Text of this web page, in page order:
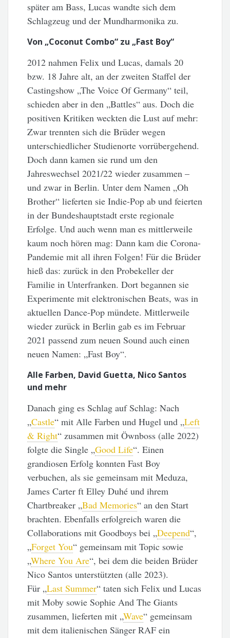
später am Bass, Lucas wandte sich dem
Schlagzeug und der Mundharmonika zu.
Von „Coconut Combo“ zu „Fast Boy“
2012 nahmen Felix und Lucas, damals 20
bzw. 18 Jahre alt, an der zweiten Staffel der
Castingshow „The Voice Of Germany“ teil,
schieden aber in den „Battles“ aus. Doch die
positiven Kritiken weckten die Lust auf mehr:
Zwar trennten sich die Brüder wegen
unterschiedlicher Studienorte vorrübergehend.
Doch dann kamen sie rund um den
Jahreswechsel 2021/22 wieder zusammen –
und zwar in Berlin. Unter dem Namen „Oh
Brother“ lieferten sie Indie-Pop ab und feierten
in der Bundeshauptstadt erste regionale
Erfolge. Und auch wenn man es mittlerweile
kaum noch hören mag: Dann kam die Corona-
Pandemie mit all ihren Folgen! Für die Brüder
hieß das: zurück in den Probekeller der
Familie in Unterfranken. Dort begannen sie
Experimente mit elektronischen Beats, was in
aktuellen Dance-Pop mündete. Mittlerweile
wieder zurück in Berlin gab es im Februar
2021 passend zum neuen Sound auch einen
neuen Namen: „Fast Boy“.
Alle Farben, David Guetta, Nico Santos
und mehr
Danach ging es Schlag auf Schlag: Nach
„Castle“ mit Alle Farben und Hugel und „Left
& Right“ zusammen mit Öwnboss (alle 2022)
folgte die Single „Good Life“. Einen
grandiosen Erfolg konnten Fast Boy
verbuchen, als sie gemeinsam mit Meduza,
James Carter ft Elley Duhé und ihrem
Chartbreaker „Bad Memories“ an den Start
brachten. Ebenfalls erfolgreich waren die
Collaborations mit Goodboys bei „Deepend“,
„Forget You“ gemeinsam mit Topic sowie
„Where You Are“, bei dem die beiden Brüder
Nico Santos unterstützten (alle 2023).
Für „Last Summer“ taten sich Felix und Lucas
mit Moby sowie Sophie And The Giants
zusammen, lieferten mit „Wave“ gemeinsam
mit dem italienischen Sänger RAF ein